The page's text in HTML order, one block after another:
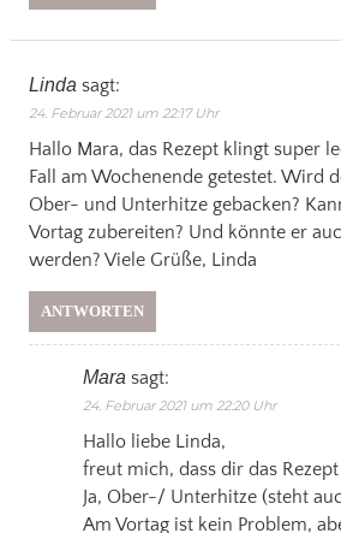
Linda sagt:
24. Februar 2021 um 22:17 Uhr
Hallo Mara, das Rezept klingt super
Fall am Wochenende getestet. Wird
Ober- und Unterhitze gebacken?
Vortag zubereiten? Und könnte er
werden? Viele Grüße, Linda
ANTWORTEN
Mara sagt:
24. Februar 2021 um 22:20 Uhr
Hallo liebe Linda,
freut mich, dass dir das
Ja, Ober-/ Unterhitze (steht
Am Vortag ist kein Problem,